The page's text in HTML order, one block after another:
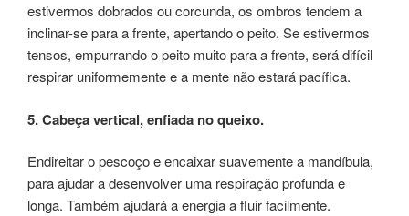
estivermos dobrados ou corcunda, os ombros tendem a
inclinar-se para a frente, apertando o peito. Se estivermos
tensos, empurrando o peito muito para a frente, será difícil
respirar uniformemente e a mente não estará pacífica.
5. Cabeça vertical, enfiada no queixo.
Endireitar o pescoço e encaixar suavemente a mandíbula,
para ajudar a desenvolver uma respiração profunda e
longa. Também ajudará a energia a fluir facilmente.